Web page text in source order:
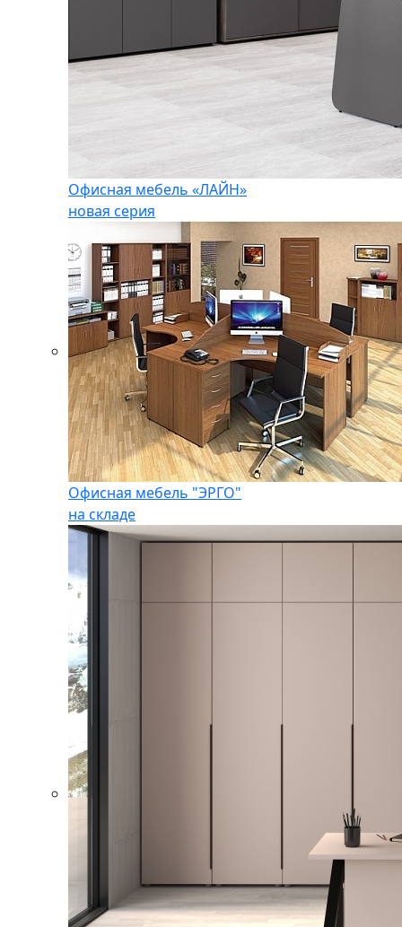
Офисная мебель «ЛАЙН»
новая серия
Офисная мебель "ЭРГО"
на складе